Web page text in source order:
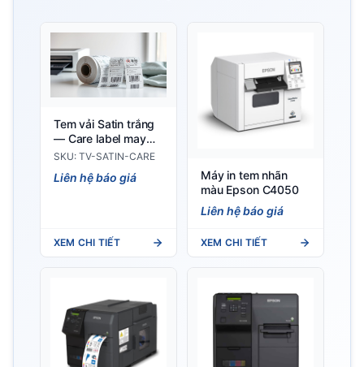
Tem vải Satin trắng
— Care label may
mặc xuất khẩu EU
SKU: TV-SATIN-CARE
Liên hệ báo giá
XEM CHI TIẾT
Máy in tem nhãn
màu Epson C4050
Liên hệ báo giá
XEM CHI TIẾT